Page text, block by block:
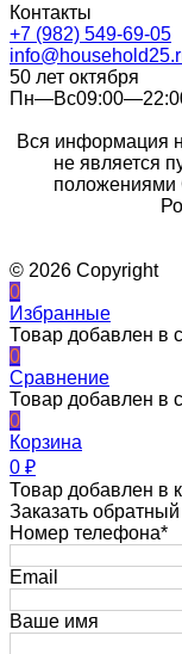
Контакты
+7 (982) 549-69-05
50 лет октября
Вся информация
не является
положениями
© 2026 Copyright
0
Избранные
Товар добавлен в
0
Сравнение
Товар добавлен в
0
Корзина
0 ₽
Товар добавлен в
Заказать
Номер телефона*
Email
Ваше имя